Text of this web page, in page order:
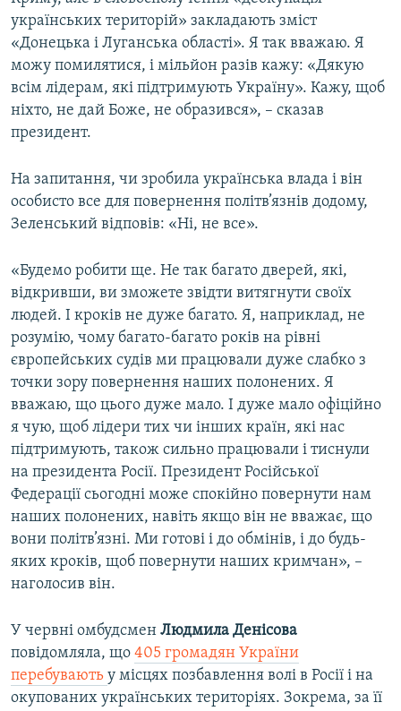
українських територій» закладають зміст
«Донецька і Луганська області». Я так вважаю. Я
можу помилятися, і мільйон разів кажу: «Дякую
всім лідерам, які підтримують Україну». Кажу, щоб
ніхто, не дай Боже, не образився», – сказав
президент.
На запитання, чи зробила українська влада і він
особисто все для повернення політв’язнів додому,
Зеленський відповів: «Ні, не все».
«Будемо робити ще. Не так багато дверей, які,
відкривши, ви зможете звідти витягнути своїх
людей. І кроків не дуже багато. Я, наприклад, не
розумію, чому багато-багато років на рівні
європейських судів ми працювали дуже слабко з
точки зору повернення наших полонених. Я
вважаю, що цього дуже мало. І дуже мало офіційно
я чую, щоб лідери тих чи інших країн, які нас
підтримують, також сильно працювали і тиснули
на президента Росії. Президент Російської
Федерації сьогодні може спокійно повернути нам
наших полонених, навіть якщо він не вважає, що
вони політв’язні. Ми готові і до обмінів, і до будь-
яких кроків, щоб повернути наших кримчан», –
наголосив він.
У червні омбудсмен Людмила Денісова
повідомляла, що 405 громадян України
перебувають у місцях позбавлення волі в Росії і на
окупованих українських територіях. Зокрема, за її